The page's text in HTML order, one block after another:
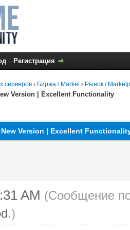
Регистрация
серверов › Биржа / Market› Рынок /
Version | Excellent Functionality
Version | Excellent
AM (Сообщение
.)